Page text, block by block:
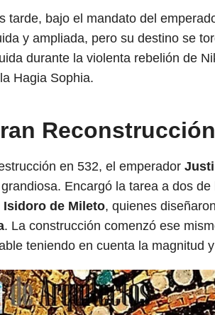
tarde, bajo el mandato del
y ampliada, pero su destino se
durante la violenta rebelión de
Hagia Sophia.
en 532, el emperador
Encargó la tarea a dos
Isidoro de Mileto, quienes
. La construcción comenzó ese
teniendo en cuenta la magnitud